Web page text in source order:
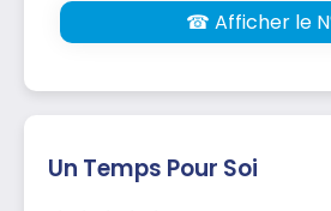
☎ Afficher le
Un Temps Pour Soi